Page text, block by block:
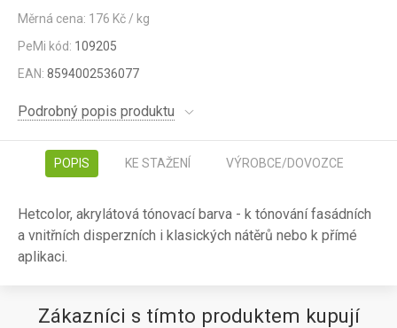
Měrná cena: 176 Kč / kg
PeMi kód: 109205
EAN: 8594002536077
Podrobný popis produktu
POPIS KE STAŽENÍ VÝROBCE/DOVOZCE
Hetcolor, akrylátová tónovací barva - k tónování fasádních
a vnitřních disperzních i klasických nátěrů nebo k přímé
aplikaci.
Zákazníci s tímto produktem kupují